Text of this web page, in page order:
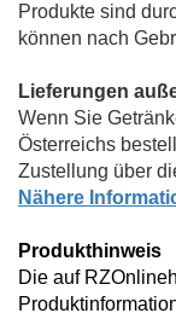
Produkte sind
können nach
Lieferungen
Wenn Sie
Österreichs
Zustellung über
Nähere
Produkthinweis
Die auf